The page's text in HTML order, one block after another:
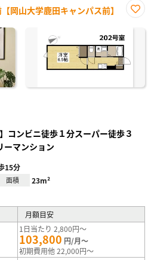
岡山大学鹿田キャンパス前】
に入
コンビニ徒歩１分スーパー徒歩３
マンション
15分
面積 23m²
月額目安
1日当たり 2,800円～
103,800 円/月～
初期費用他 22,000円～